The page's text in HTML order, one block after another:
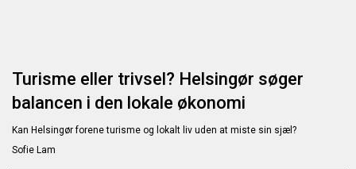
Turisme eller trivsel? Helsingør søger
balancen i den lokale økonomi
Kan Helsingør forene turisme og lokalt liv uden at miste sin sjæl?
Sofie Lam